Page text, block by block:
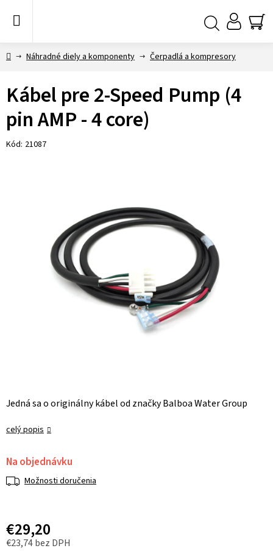
DomovNáhradné diely a komponenty Čerpadlá a kompresory
Jedná sa o originálny kábel od značky Balboa Water Group
celý popis
Na objednávku
Možnosti doručenia
€29,20
€23,74 bez DPH
Kábel pre 2-Speed ​​Pump (4
pin AMP - 4 core)
Kód: 21087